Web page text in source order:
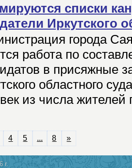
списки
Иркутского
города
работа по
в присяжные
областного
из числа жителей
4 5 ... 8 »
г.